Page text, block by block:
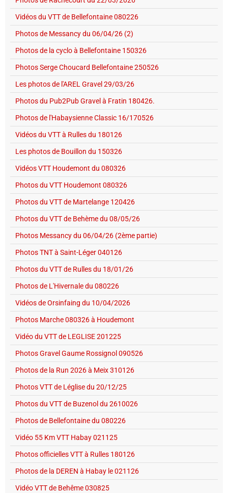
Vidéos du VTT de Bellefontaine 080226
Photos de Messancy du 06/04/26 (2)
Photos de la cyclo à Bellefontaine 150326
Photos Serge Choucard Bellefontaine 250526
Les photos de l'AREL Gravel 29/03/26
Photos du Pub2Pub Gravel à Fratin 180426.
Photos de l'Habaysienne Classic 16/170526
Vidéos du VTT à Rulles du 180126
Les photos de Bouillon du 150326
Vidéos VTT Houdemont du 080326
Photos du VTT Houdemont 080326
Photos du VTT de Martelange 120426
Photos du VTT de Behème du 08/05/26
Photos Messancy du 06/04/26 (2ème partie)
Photos TNT à Saint-Léger 040126
Photos du VTT de Rulles du 18/01/26
Photos de L'Hivernale du 080226
Vidéos de Orsinfaing du 10/04/2026
Photos Marche 080326 à Houdemont
Vidéo du VTT de LEGLISE 201225
Photos Gravel Gaume Rossignol 090526
Photos de la Run 2026 à Meix 310126
Photos VTT de Léglise du 20/12/25
Photos du VTT de Buzenol du 2610026
Photos de Bellefontaine du 080226
Vidéo 55 Km VTT Habay 021125
Photos officielles VTT à Rulles 180126
Photos de la DEREN à Habay le 021126
Vidéo VTT de Behême 030825